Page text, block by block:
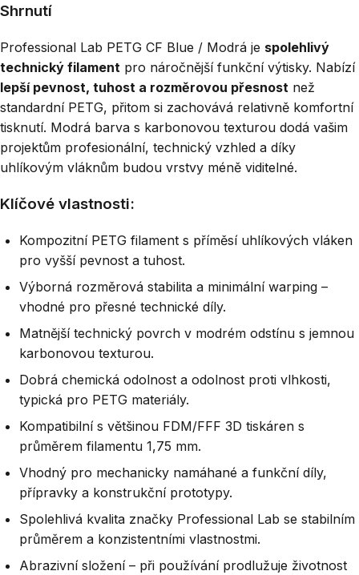
Shrnutí
Professional Lab PETG CF Blue / Modrá je spolehlivý
technický filament pro náročnější funkční výtisky. Nabízí
lepší pevnost, tuhost a rozměrovou přesnost než
standardní PETG, přitom si zachovává relativně komfortní
tisknutí. Modrá barva s karbonovou texturou dodá vašim
projektům profesionální, technický vzhled a díky
uhlíkovým vláknům budou vrstvy méně viditelné.
Klíčové vlastnosti:
Kompozitní PETG filament s příměsí uhlíkových vláken
pro vyšší pevnost a tuhost.
Výborná rozměrová stabilita a minimální warping –
vhodné pro přesné technické díly.
Matnější technický povrch v modrém odstínu s jemnou
karbonovou texturou.
Dobrá chemická odolnost a odolnost proti vlhkosti,
typická pro PETG materiály.
Kompatibilní s většinou FDM/FFF 3D tiskáren s
průměrem filamentu 1,75 mm.
Vhodný pro mechanicky namáhané a funkční díly,
přípravky a konstrukční prototypy.
Spolehlivá kvalita značky Professional Lab se stabilním
průměrem a konzistentními vlastnostmi.
Abrazivní složení – při používání prodlužuje životnost